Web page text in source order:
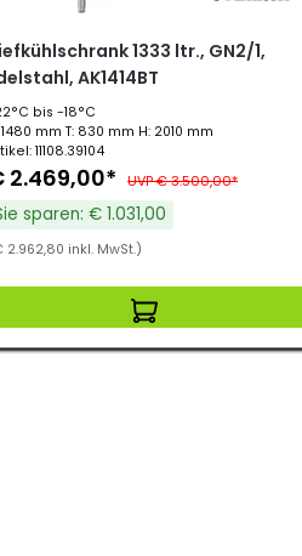
1333 ltr., GN2/1,
AK1414BT
bis -18°C
1480 mm T: 830 mm H: 2010 mm
11108.39104
2.469,00* UVP € 3.500,00*
sparen: € 1.031,00
2.962,80 inkl. MwSt.)